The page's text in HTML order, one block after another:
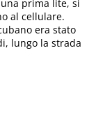
prima lite, si
al cellulare.
era stato
lungo la strada